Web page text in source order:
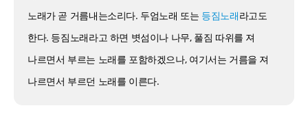
노래가 곧 거름내는소리다. 두엄노래 또는 등짐노래라고도
한다. 등짐노래라고 하면 볏섬이나 나무, 풀짐 따위를 져
나르면서 부르는 노래를 포함하겠으나, 여기서는 거름을 져
나르면서 부르던 노래를 이른다.